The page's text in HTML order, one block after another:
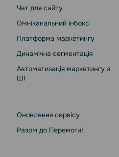
Чат для сайту
Омніканальний інбокс
Платформа маркетингу
Динамічна сегментація
Автоматизація маркетингу з
ШІ
Оновлення сервісу
Разом до Перемоги!